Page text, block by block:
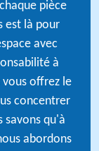
pièce
est là pour
avec
à
vous offrez le
concentrer
savons qu'à
abordons